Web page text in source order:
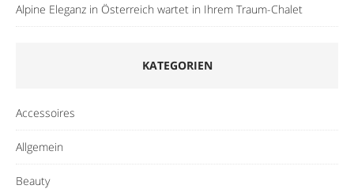
Alpine Eleganz in Österreich wartet in Ihrem Traum-Chalet
KATEGORIEN
Accessoires
Allgemein
Beauty